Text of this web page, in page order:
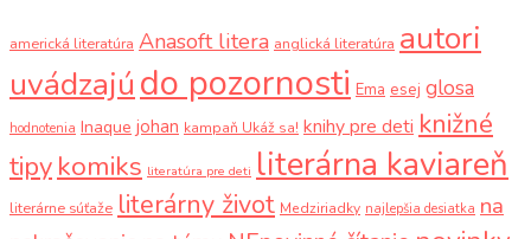
americká literatúra Anasoft litera anglická literatúra autori
uvádzajúdo pozornosti Ema esej glosa
hodnotenia Inaque johan kampaň Ukáž sa! knihy pre deti knižné
tipy komiks literatúra pre deti literárna kaviareň
literárne súťaže literárny život Medziriadky najlepšia desiatka na